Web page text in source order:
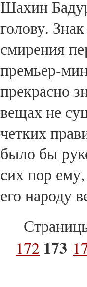
Шахин
голову.
смирения
прекрасно
вещах не
четких
было бы
сих пор ему,
его народу
172 173